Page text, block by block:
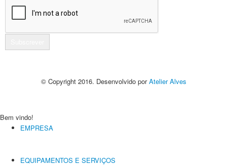
© Copyright 2016. Desenvolvido porAtelier Alves
Bem vindo!
EMPRESA
EQUIPAMENTOS E SERVIÇOS